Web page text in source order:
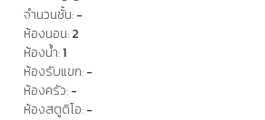
จำนวนชั้น:-
ห้องนอน:2
ห้องน้ำ:1
ห้องรับแขก:-
ห้องครัว:-
ห้องสตูดิโอ:-